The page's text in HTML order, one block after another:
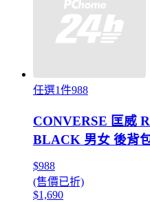
任選1件988
CONVERSE 匡威
BLACK 男女 後背
$988
(售價已折)
$1,690